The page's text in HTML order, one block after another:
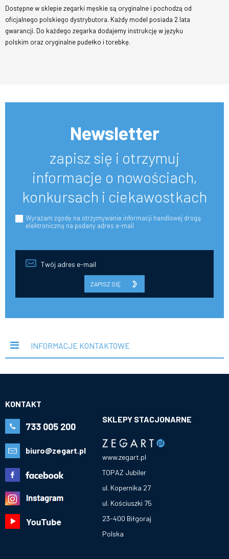
Dostępne w sklepie zegarki męskie są oryginalne i pochodzą od
oficjalnego polskiego dystrybutora. Każdy model posiada 2 lata
gwarancji. Do każdego zegarka dodajemy instrukcję w języku
polskim oraz oryginalne pudełko i torebkę.
Newsletter
zapisz się i otrzymuj
informacje o nowościach,
konkursach i ciekawostkach
Wyrażam zgodę na otrzymywanie informacji handlowej drogą
elektroniczną na podany adres e-mail
ZAPISZ SIĘ
INFORMACJE KONTAKTOWE
KONTAKT
733 005 200
biuro@zegart.pl
SKLEPY STACJONARNE
www.zegart.pl
TOPAZ Jubiler
ul. Kopernika 27
ul. Kościuszki 75
23-400 Biłgoraj
Polska